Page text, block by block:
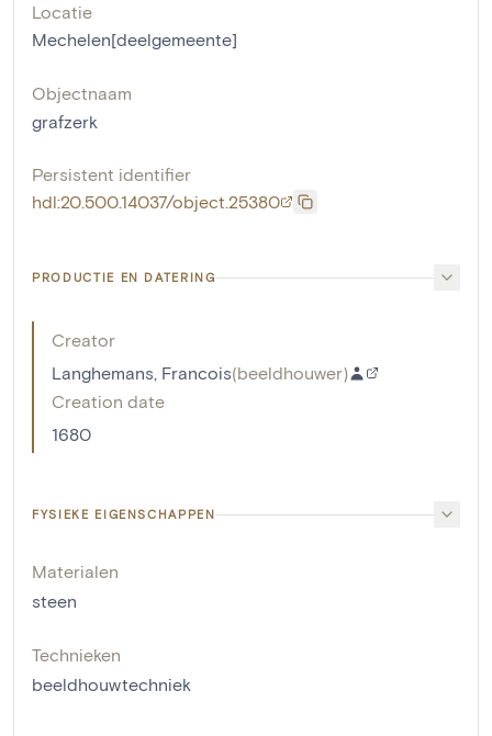
Locatie
Mechelen[deelgemeente]
Objectnaam
grafzerk
Persistent identifier
hdl:20.500.14037/object.25380
PRODUCTIE EN DATERING
Creator
Langhemans, Francois(beeldhouwer)
Creation date
1680
FYSIEKE EIGENSCHAPPEN
Materialen
steen
Technieken
beeldhouwtechniek